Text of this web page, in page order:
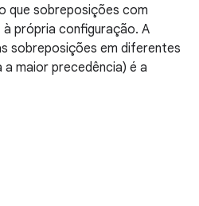
que sobreposições com
própria configuração. A
sobreposições em diferentes
maior precedência) é a